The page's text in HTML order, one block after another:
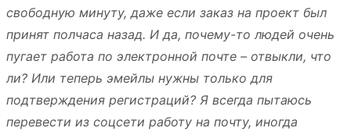
свободную минуту, даже если заказ на проект был
принят полчаса назад. И да, почему-то людей очень
пугает работа по электронной почте – отвыкли, что
ли? Или теперь эмейлы нужны только для
подтверждения регистраций? Я всегда пытаюсь
перевести из соцсети работу на почту, иногда